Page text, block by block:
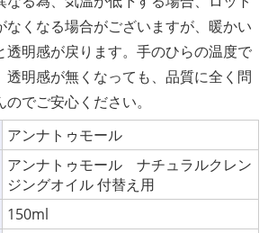
なくなる場合がございますが、暖かい
透明感が戻ります。手のひらの温度で
透明感が無くなっても、品質に全く問
でご安心ください。
アンナトゥモール
アンナトゥモール ナチュラルクレン
ジングオイル 付替え用
150ml